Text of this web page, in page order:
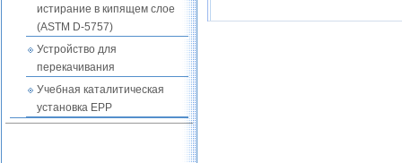
истирание в кипящем слое
(ASTM D-5757)
Устройство для
перекачивания
Учебная каталитическая
установка EPP